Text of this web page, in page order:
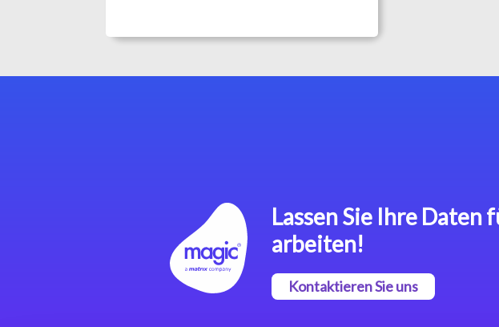
Lassen Sie Ihre Daten
arbeiten!
Kontaktieren Sie uns